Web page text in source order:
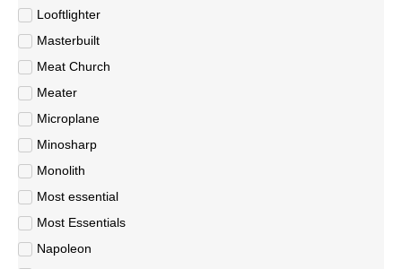
Looftlighter
Masterbuilt
Meat Church
Meater
Microplane
Minosharp
Monolith
Most essential
Most Essentials
Napoleon